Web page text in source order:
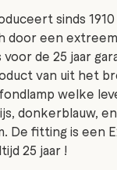
sinds
door een
de 25 jaar
van uit het
welke
donkerblauw,
De fitting is een
25 jaar !